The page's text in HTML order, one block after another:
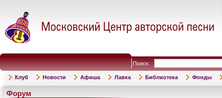
Поиск:
Клуб Новости Афиша Лавка Библиотека Фонды
Форум